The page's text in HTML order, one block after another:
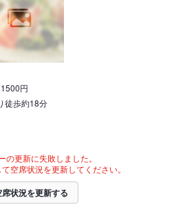
円
徒歩約18分
の更新に失敗しました。
空席状況を更新してください。
席状況を更新する